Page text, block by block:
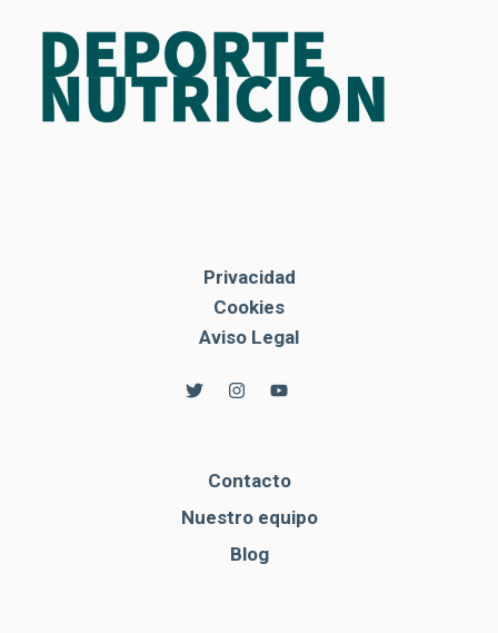
Privacidad
Cookies
Aviso Legal
Contacto
Nuestro equipo
Blog